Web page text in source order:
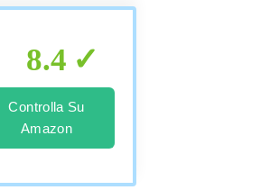
8.4
Controlla Su
Amazon